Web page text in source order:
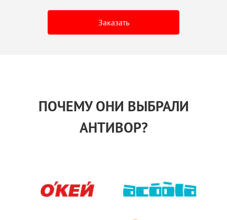
Заказать
ПОЧЕМУ ОНИ ВЫБРАЛИ
АНТИВОР?